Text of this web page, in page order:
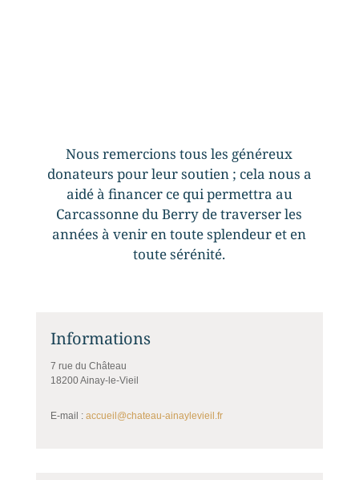
Nous remercions tous les généreux
donateurs pour leur soutien ; cela nous a
aidé à financer ce qui permettra au
Carcassonne du Berry de traverser les
années à venir en toute splendeur et en
toute sérénité.
Informations
7 rue du Château
18200 Ainay-le-Vieil
E-mail : accueil@chateau-ainaylevieil.fr